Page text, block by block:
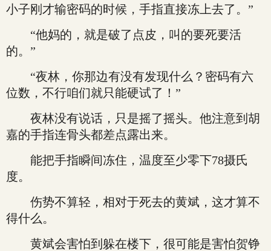
小子刚才输密码的时候，手指直接冻上去了。”
“他妈的，就是破了点皮，叫的要死要活
的。”
“夜林，你那边有没有发现什么？密码有六
位数，不行咱们就只能硬试了！”
夜林没有说话，只是摇了摇头。他注意到胡
嘉的手指连骨头都差点露出来。
能把手指瞬间冻住，温度至少零下78摄氏
度。
伤势不算轻，相对于死去的黄斌，这才算不
得什么。
黄斌会害怕到躲在楼下，很可能是害怕贺铮